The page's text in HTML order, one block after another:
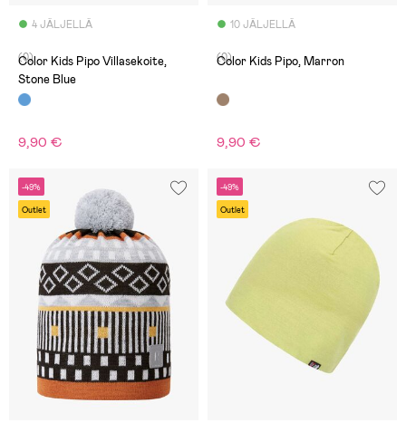
4 JÄLJELLÄ
(0)
Color Kids Pipo Villasekoite,
Stone Blue
9,90 €
10 JÄLJELLÄ
(0)
Color Kids Pipo, Marron
9,90 €
-49%
Outlet
-49%
Outlet